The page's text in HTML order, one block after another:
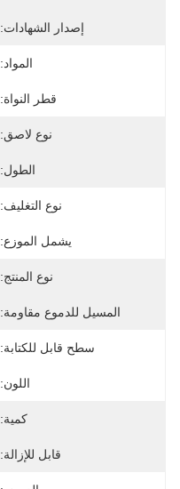
إصدار الشهادات:
المواد:
قطر النواة:
نوع لاصق:
الطول:
نوع التغليف:
يشمل الموزع:
نوع المنتج:
المسيل للدموع مقاومة:
سطح قابل للكتابة:
اللون:
كمية:
قابل للإزالة: